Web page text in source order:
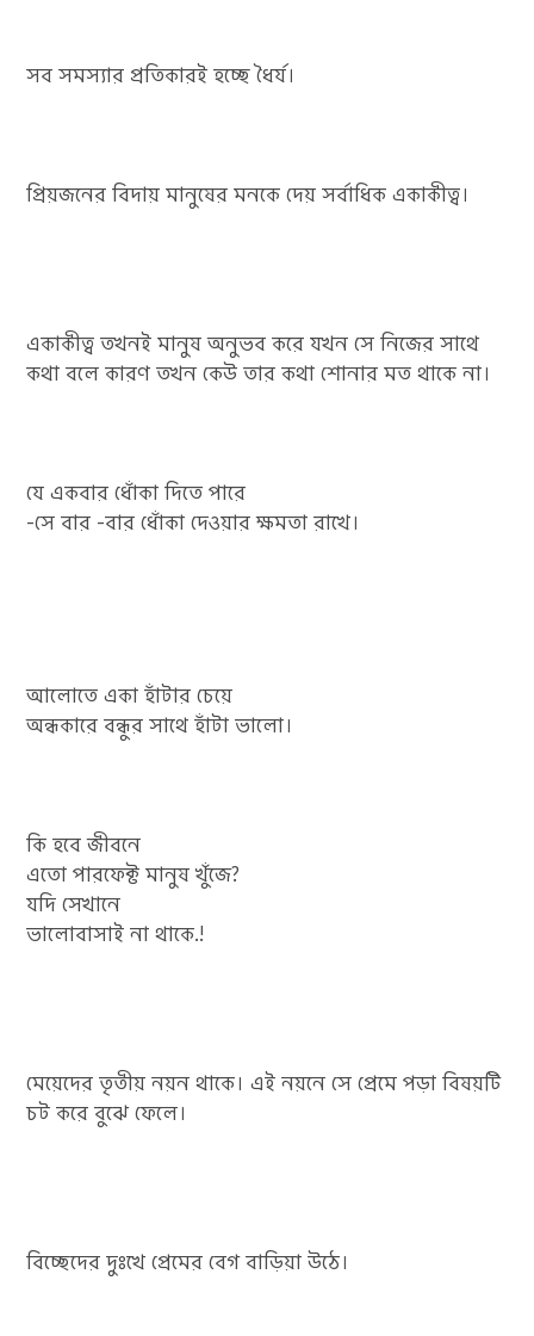
সব সমস্যার প্রতিকারই হচ্ছে ধৈর্য।
প্রিয়জনের বিদায় মানুষের মনকে দেয় সর্বাধিক একাকীত্ব।
একাকীত্ব তখনই মানুষ অনুভব করে যখন সে নিজের সাথে
কথা বলে কারণ তখন কেউ তার কথা শোনার মত থাকে না।
যে একবার ধোঁকা দিতে পারে
-সে বার -বার ধোঁকা দেওয়ার ক্ষমতা রাখে।
আলোতে একা হাঁটার চেয়ে
অন্ধকারে বন্ধুর সাথে হাঁটা ভালো।
কি হবে জীবনে
এতো পারফেক্ট মানুষ খুঁজে?
যদি সেখানে
ভালোবাসাই না থাকে.!
মেয়েদের তৃতীয় নয়ন থাকে। এই নয়নে সে প্রেমে পড়া বিষয়টি
চট করে বুঝে ফেলে।
বিচ্ছেদের দুঃখে প্রেমের বেগ বাড়িয়া উঠে।